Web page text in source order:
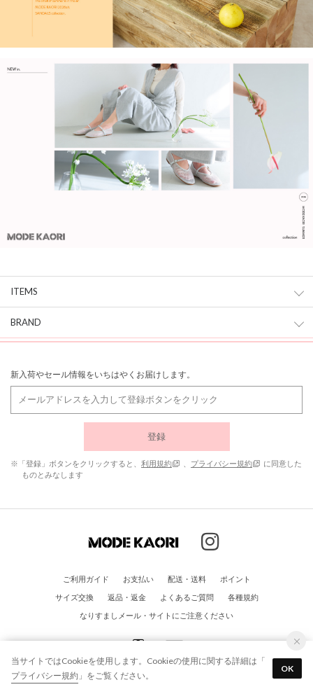
ITEMS
BRAND
新入荷やセール情報をいちはやくお届けします。
登録
※「登録」ボタンをクリックすると、 利用規約 プライバシー規約
に同意した
ものとみなします
ご利用ガイド お支払い 配送・送料
ポイント
サイズ交換
返品・返金 よくあるご質問
各種規約
なりすましメール・サイトにご注意ください
© ABE Co.,Ltd. All rights reserved.
当サイトではCookieを使用します。Cookieの使用に関する詳細は「
プライバシー規約 」をご覧ください。
OK